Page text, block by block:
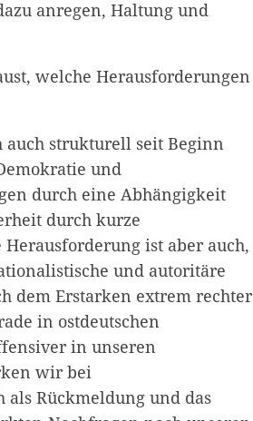
anregen, Haltung und
welche Herausforderungen
strukturell seit Beginn
und
durch eine Abhängigkeit
durch kurze
ist aber auch,
und autoritäre
dem Erstarken extrem rechter
in ostdeutschen
in unseren
wir bei
Rückmeldung und das